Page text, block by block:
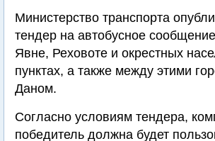
Министерство транспорта
тендер на автобусное
Явне, Реховоте и окрестных
пунктах, а также между этими
Даном.
Согласно условиям тендера,
победитель должна будет